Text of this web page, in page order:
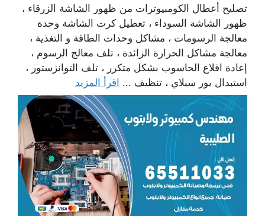
تصليح أعطال الكومبيوترات من ظهور الشاشة الزرقاء ،
ظهور الشاشة السوداء ، تعطيل كرت الشاشة وحدة
معالجة الرسومات ، مشاكل وحدات الطاقة و التغذية ،
معالجة مشاكل الحرارة الزائدة ، تلف معالج الرسوم ،
إعادة اقلاع الحاسوب بشكل متكرر ، تلف التوانزستور ،
استبدال بور سبلاي ، تنظيف ... اقرأ المزيد